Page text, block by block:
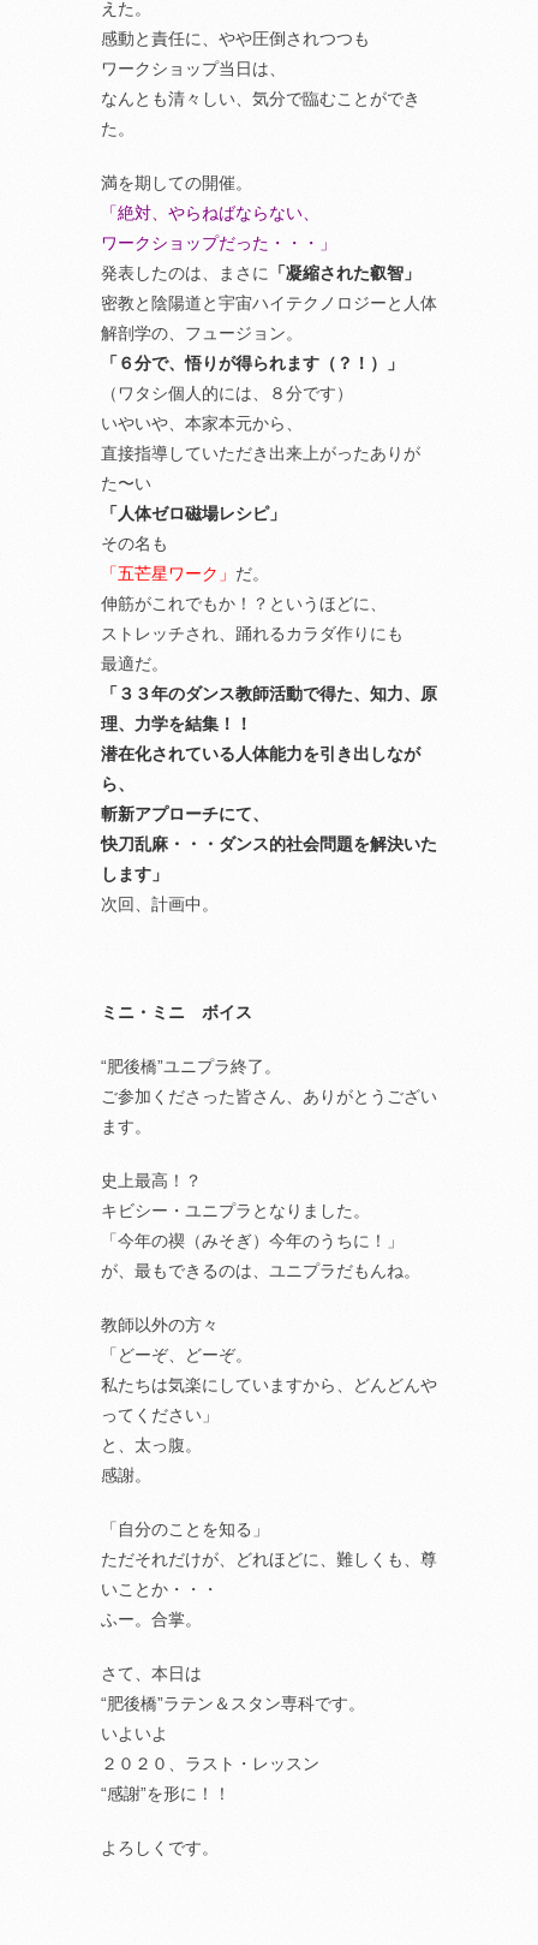
えた。
感動と責任に、やや圧倒されつつも
ワークショップ当日は、
なんとも清々しい、気分で臨むことができ
た。
満を期しての開催。
「絶対、やらねばならない、
ワークショップだった・・・」
発表したのは、まさに
「凝縮された叡智」
密教と陰陽道と宇宙ハイテクノロジーと人体
解剖学の、フュージョン。
「６分で、悟りが得られます（？！）」
（ワタシ個人的には、８分です）
いやいや、本家本元から、
直接指導していただき出来上がったありが
た〜い
「人体ゼロ磁場レシピ」
その名も
「五芒星ワーク」 だ。
伸筋がこれでもか！？というほどに、
ストレッチされ、踊れるカラダ作りにも
最適だ。
「３３年のダンス教師活動で得た、知力、原
理、力学を結集！！
潜在化されている人体能力を引き出しなが
ら、
斬新アプローチにて、
快刀乱麻・・・ダンス的社会問題を解決いた
します」
次回、計画中。
ミニ・ミニ ボイス
“肥後橋”ユニプラ終了。
ご参加くださった皆さん、ありがとうござい
ます。
史上最高！？
キビシー・ユニプラとなりました。
「今年の禊（みそぎ）今年のうちに！」
が、最もできるのは、ユニプラだもんね。
教師以外の方々
「どーぞ、どーぞ。
私たちは気楽にしていますから、どんどんや
ってください」
と、太っ腹。
感謝。
「自分のことを知る」
ただそれだけが、どれほどに、難しくも、尊
いことか・・・
ふー。合掌。
さて、本日は
“肥後橋”ラテン＆スタン専科です。
いよいよ
２０２０、ラスト・レッスン
“感謝”を形に！！
よろしくです。